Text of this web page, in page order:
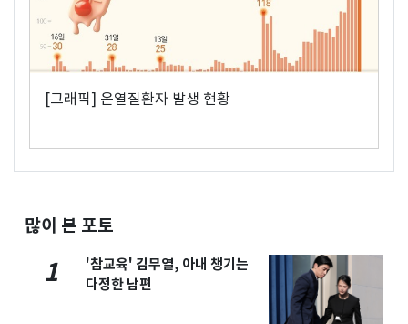
[그래픽] 온열질환자 발생 현황
많이 본 포토
1
'참교육' 김무열, 아내 챙기는
다정한 남편